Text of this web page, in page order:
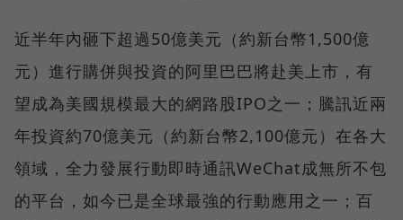
近半年內砸下超過50億美元（約新台幣1,500億
元）進行購併與投資的阿里巴巴將赴美上市，有
望成為美國規模最大的網路股IPO之一；騰訊近兩
年投資約70億美元（約新台幣2,100億元）在各大
領域，全力發展行動即時通訊WeChat成無所不包
的平台，如今已是全球最強的行動應用之一；百